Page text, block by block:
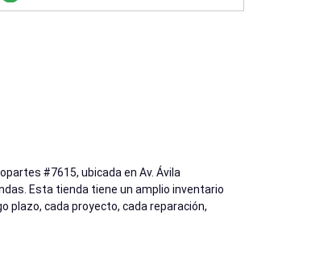
#7615, ubicada en Av. Ávila
Esta tienda tiene un amplio inventario
plazo, cada proyecto, cada reparación,